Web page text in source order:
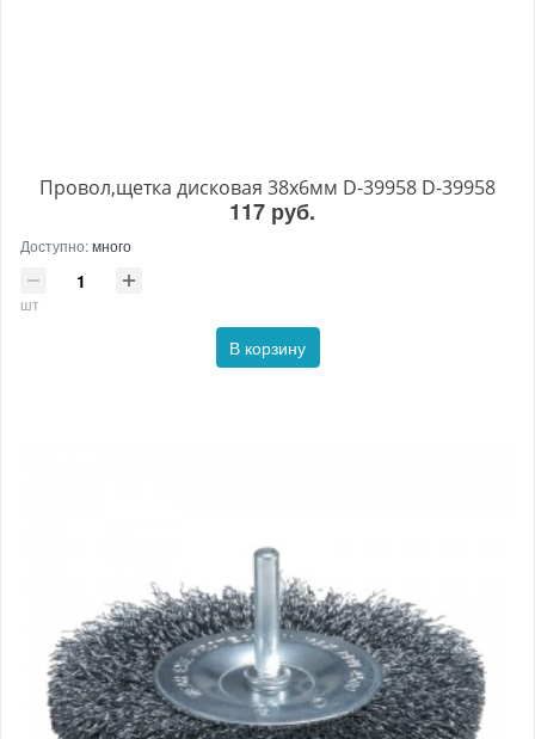
Провол,щетка дисковая 38х6мм D-39958 D-39958
117 руб.
Доступно:много
шт
В корзину